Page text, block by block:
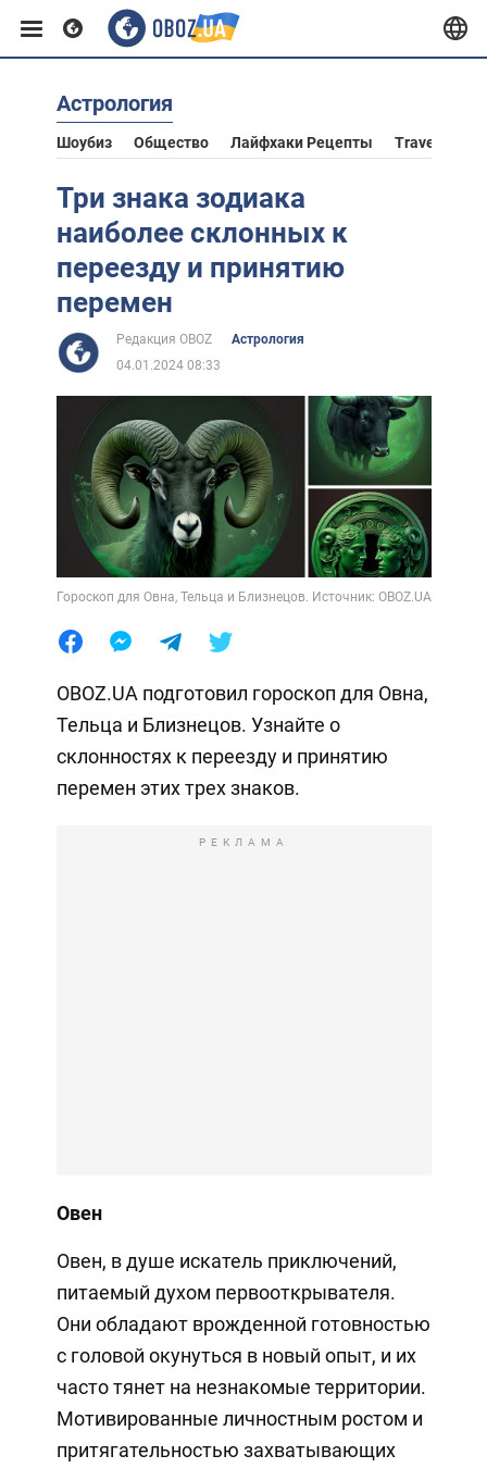
Европа
США
Азия
Африка
Жизнь
Лайфхаки
Астрология
Шоубиз Общество Лайфхаки Рецепты Travel
Три знака зодиака
наиболее склонных к
переезду и принятию
перемен
Редакция OBOZ
Астрология
04.01.2024 08:33
Гороскоп для Овна, Тельца и Близнецов. Источник: OBOZ.UA
OBOZ.UA подготовил гороскоп для Овна,
Тельца и Близнецов. Узнайте о
склонностях к переезду и принятию
перемен этих трех знаков.
РЕКЛАМА
Овен
Овен, в душе искатель приключений,
питаемый духом первооткрывателя.
Они обладают врожденной готовностью
с головой окунуться в новый опыт, и их
часто тянет на незнакомые территории.
Мотивированные личностным ростом и
притягательностью захватывающих